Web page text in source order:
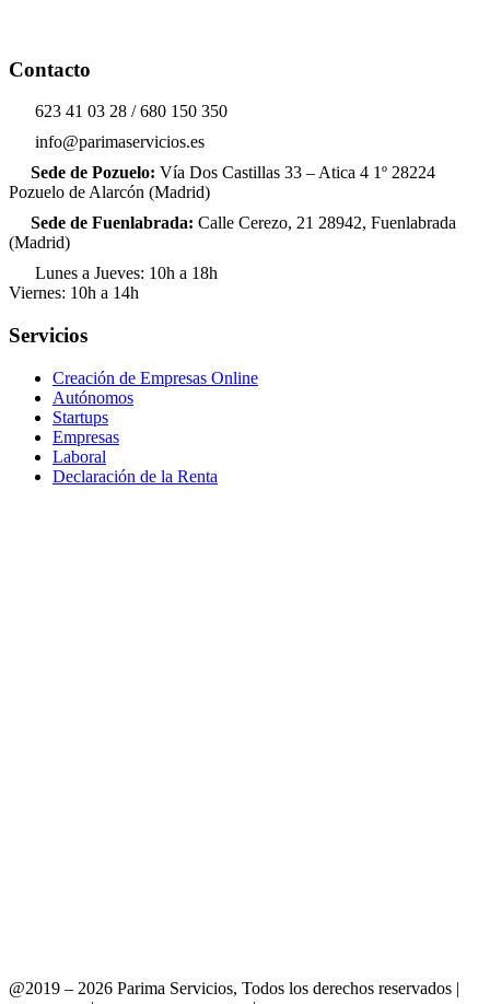
Contacto
623 41 03 28 / 680 150 350
info@parimaservicios.es
Sede de Pozuelo: Vía Dos Castillas 33 – Atica 4 1º 28224
Pozuelo de Alarcón (Madrid)
Sede de Fuenlabrada: Calle Cerezo, 21 28942, Fuenlabrada
(Madrid)
Lunes a Jueves: 10h a 18h
Viernes: 10h a 14h
Servicios
Creación de Empresas Online
Autónomos
Startups
Empresas
Laboral
Declaración de la Renta
@2019 – 2026 Parima Servicios, Todos los derechos reservados |